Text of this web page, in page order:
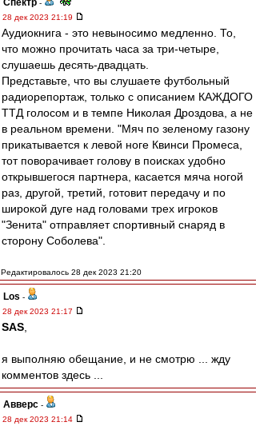
Спектр -
28 дек 2023 21:19
Аудиокнига - это невыносимо медленно. То,
что можно прочитать часа за три-четыре,
слушаешь десять-двадцать.
Представьте, что вы слушаете футбольный
радиорепортаж, только с описанием КАЖДОГО
ТТД голосом и в темпе Николая Дроздова, а не
в реальном времени. "Мяч по зеленому газону
прикатывается к левой ноге Квинси Промеса,
тот поворачивает голову в поисках удобно
открывшегося партнера, касается мяча ногой
раз, другой, третий, готовит передачу и по
широкой дуге над головами трех игроков
"Зенита" отправляет спортивный снаряд в
сторону Соболева".
Редактировалось 28 дек 2023 21:20
Los -
28 дек 2023 21:17
SAS
я выполняю обещание, и не смотрю ... жду
комментов здесь ...
Авверс -
28 дек 2023 21:14